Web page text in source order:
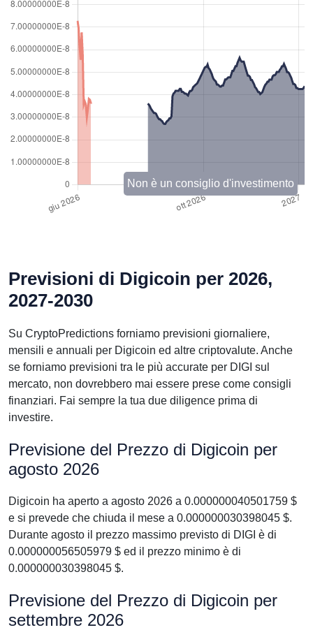
Non è un consiglio d'investimento
Previsioni di Digicoin per 2026,
2027-2030
Su CryptoPredictions forniamo previsioni giornaliere,
mensili e annuali per Digicoin ed altre criptovalute. Anche
se forniamo previsioni tra le più accurate per DIGI sul
mercato, non dovrebbero mai essere prese come consigli
finanziari. Fai sempre la tua due diligence prima di
investire.
Previsione del Prezzo di Digicoin per
agosto 2026
Digicoin ha aperto a agosto 2026 a 0.000000040501759 $
e si prevede che chiuda il mese a 0.000000030398045 $.
Durante agosto il prezzo massimo previsto di DIGI è di
0.000000056505979 $ ed il prezzo minimo è di
0.000000030398045 $.
Previsione del Prezzo di Digicoin per
settembre 2026